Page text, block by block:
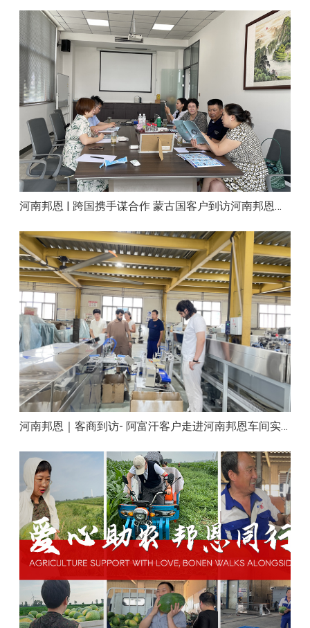
河南邦恩 | 跨国携手谋合作 蒙古国客户到访河南邦恩实地考察洽谈
河南邦恩｜客商到访- 阿富汗客户走进河南邦恩车间实地洽谈合作